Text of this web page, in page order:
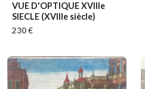
VUE D'OPTIQUE XVIIIe
SIECLE (XVIIIe siècle)
230 €